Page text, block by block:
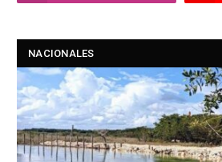
NACIONALES